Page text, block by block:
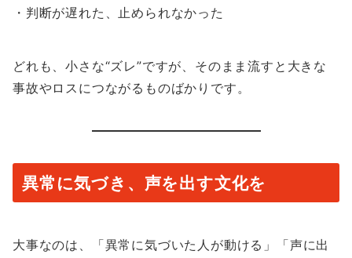
・判断が遅れた、止められなかった
どれも、小さな“ズレ”ですが、そのまま流すと大きな
事故やロスにつながるものばかりです。
異常に気づき、声を出す文化を
大事なのは、「異常に気づいた人が動ける」「声に出